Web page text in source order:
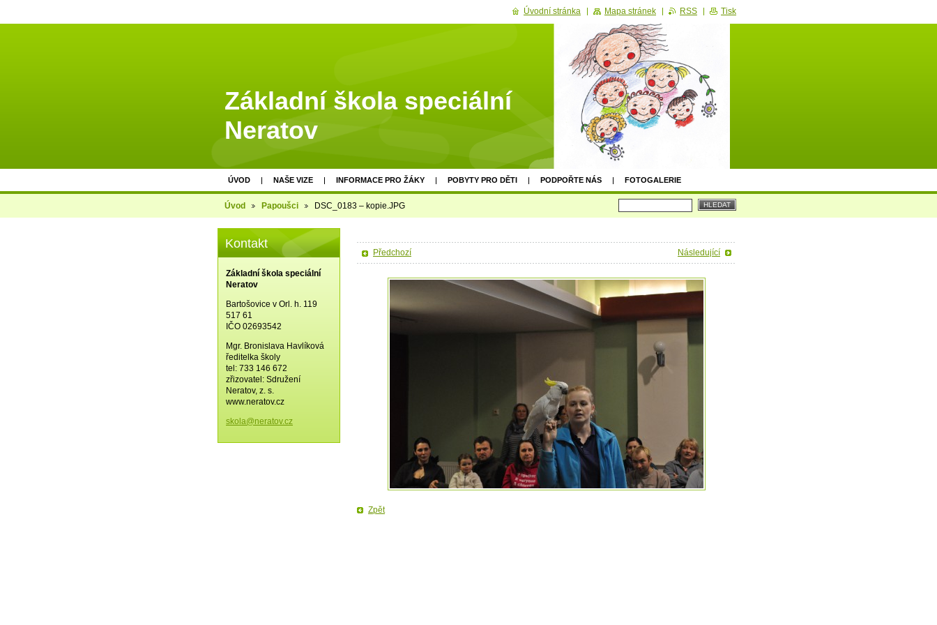
Základní škola speciální
Neratov
ÚVOD NAŠE VIZE INFORMACE PRO ŽÁKY POBYTY PRO DĚTI PODPOŘTE NÁS FOTOGALERIE
Úvod Papoušci DSC_0183 – kopie.JPG
Předchozí Následující
Zpět
Kontakt
Základní škola speciální
Neratov
Bartošovice v Orl. h. 119
517 61
IČO 02693542
Mgr. Bronislava Havlíková
ředitelka školy
tel: 733 146 672
zřizovatel: Sdružení
Neratov, z. s.
www.neratov.cz
skola@neratov.cz
Úvodní stránka Mapa stránek RSS Tisk